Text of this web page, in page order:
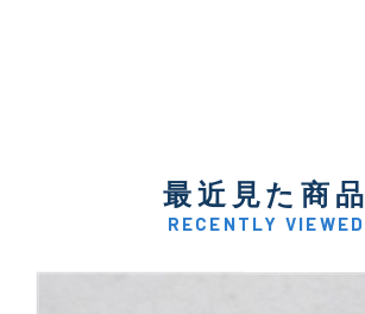
最近見た商品
RECENTLY VIEWED